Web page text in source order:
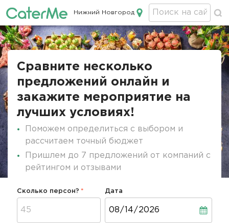
Кейтеринг в Нижнем Новгороде
Нижний Новгород
Строка
Сравните несколько
предложений онлайн и
закажите мероприятие на
лучших условиях!
Поможем определиться с выбором и
рассчитаем точный бюджет
Пришлем до 7 предложений от компаний с
рейтингом и отзывами
Сколько персон? Дата